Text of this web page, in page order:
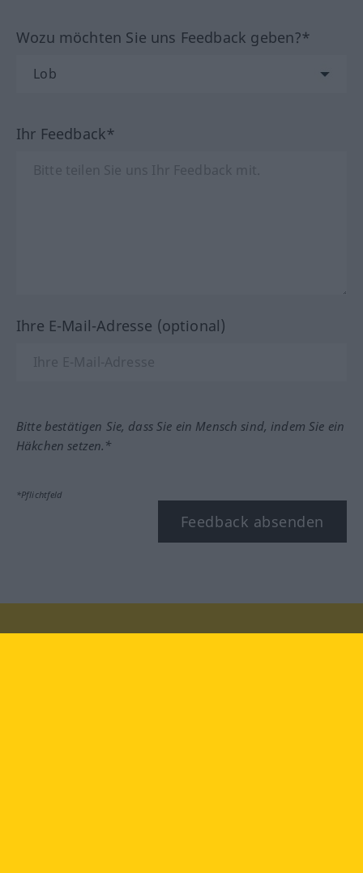
Wozu möchten Sie uns Feedback geben?*
Ihr Feedback*
Ihre E-Mail-Adresse (optional)
Bitte bestätigen Sie, dass Sie ein Mensch sind, indem Sie ein
Häkchen setzen.*
*Pflichtfeld
Feedback absenden